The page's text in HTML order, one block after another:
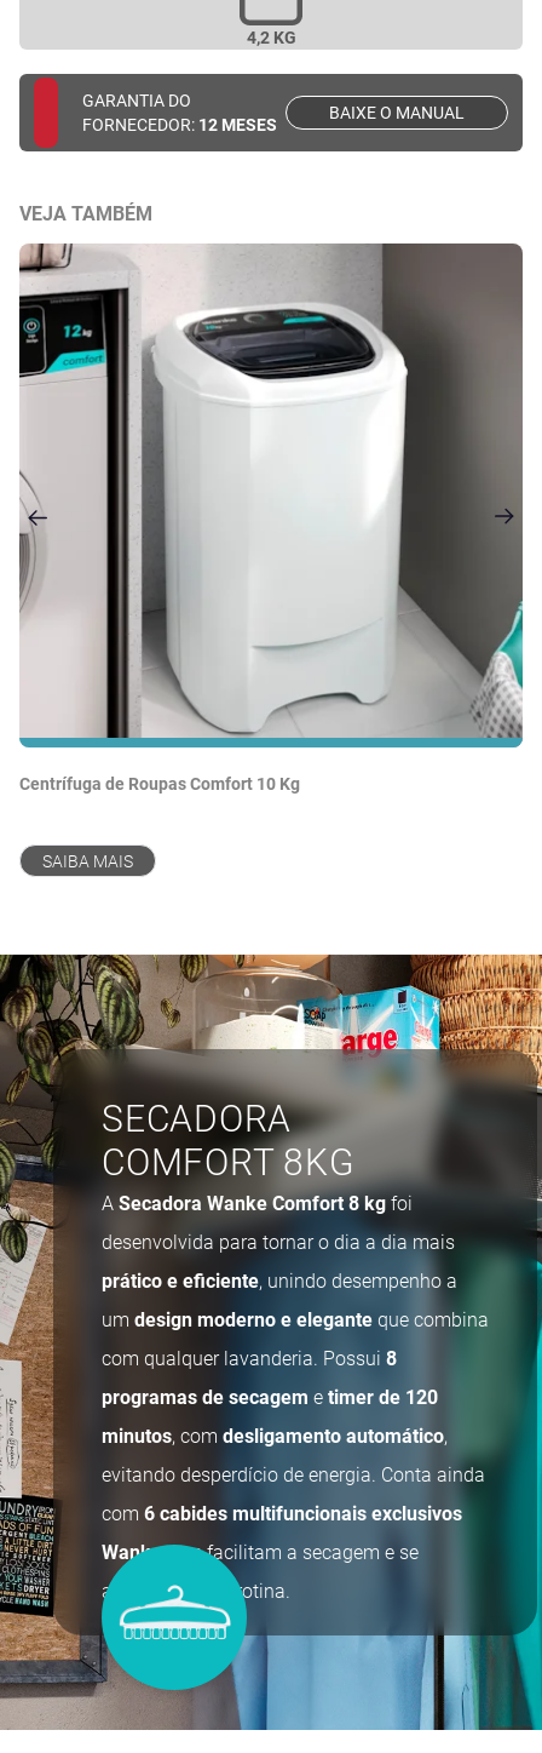
4,2 KG
GARANTIA DO
FORNECEDOR: 12 MESES
BAIXE O MANUAL
VEJA TAMBÉM
Centrífuga de Roupas Comfort 10 Kg
SAIBA MAIS
SECADORA
COMFORT 8KG
A Secadora Wanke Comfort 8 kg foi
desenvolvida para tornar o dia a dia mais
prático e eficiente, unindo desempenho a
um design moderno e elegante que combina
com qualquer lavanderia. Possui 8
programas de secagem e timer de 120
minutos, com desligamento automático,
evitando desperdício de energia. Conta ainda
com 6 cabides multifuncionais exclusivos
Wanke, que facilitam a secagem e se
adaptam à sua rotina.